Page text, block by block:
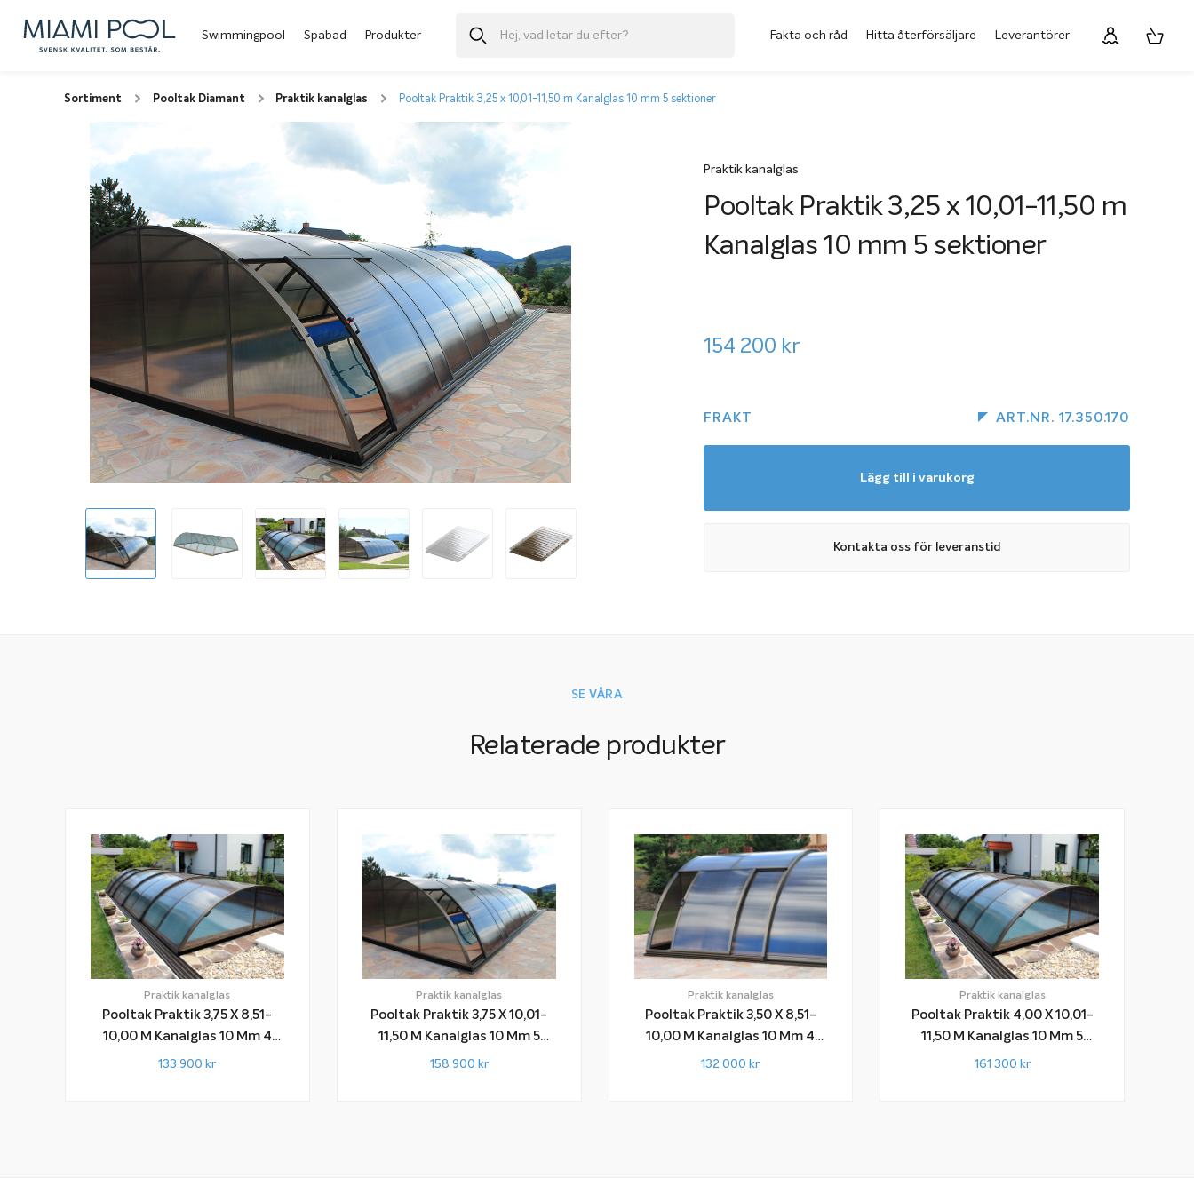
Swimmingpool Spabad Produkter Fakta och råd Hitta återförsäljare Leverantörer
Sortiment Pooltak Diamant Praktik kanalglas Pooltak Praktik 3,25 x 10,01-11,50 m Kanalglas 10 mm 5 sektioner
Praktik kanalglas
Pooltak Praktik 3,25 x 10,01-11,50 m
Kanalglas 10 mm 5 sektioner
154 200 kr
FRAKT ART.NR. 17.350.170
Lägg till i varukorg
Kontakta oss för leveranstid
SE VÅRA
Relaterade produkter
Praktik kanalglas
Pooltak Praktik 3,75 X 8,51-
10,00 M Kanalglas 10 Mm 4
Sektioner
133 900 kr
Praktik kanalglas
Pooltak Praktik 3,75 X 10,01-
11,50 M Kanalglas 10 Mm 5
Sektioner
158 900 kr
Praktik kanalglas
Pooltak Praktik 3,50 X 8,51-
10,00 M Kanalglas 10 Mm 4
Sektioner
132 000 kr
Praktik kanalglas
Pooltak Praktik 4,00 X 10,01-
11,50 M Kanalglas 10 Mm 5
Sektioner
161 300 kr